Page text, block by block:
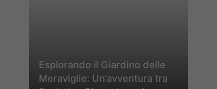
Esplorando il Giardino delle
Meraviglie: Un’avventura tra